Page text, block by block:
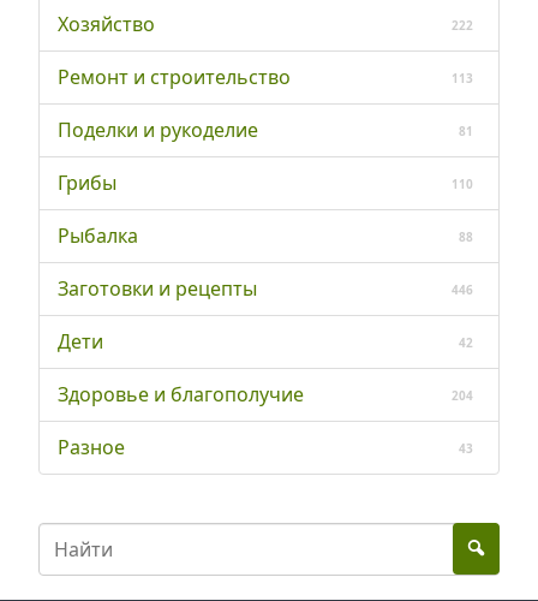
Хозяйство 222
Ремонт и строительство 113
Поделки и рукоделие 81
Грибы 110
Рыбалка 88
Заготовки и рецепты 446
Дети 42
Здоровье и благополучие 204
Разное 43